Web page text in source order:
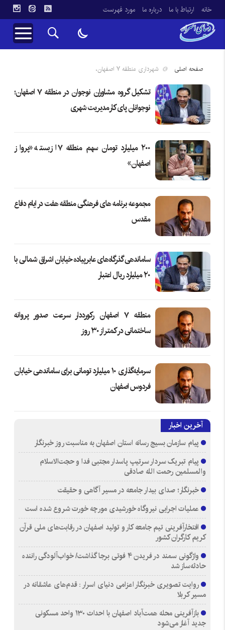
خانه ارتباط با ما درباره ما مورد فهرست
صفحه اصلی شهرداری منطقه ۷ اصفهان،
تشکیل گروه مشاوران نوجوان در منطقه ۷ اصفهان؛
نوجوانان پای کار مدیریت شهری
۲۰۰ میلیارد تومان سهم منطقه ۷ از بسته «پرواز
اصفهان»
مجموعه برنامه های فرهنگی منطقه هفت در ایام دفاع
مقدس
ساماندهی گذرگاه‌های عابرپیاده خیابان اشراق شمالی با
۲۰ میلیارد ریال اعتبار
منطقه ۷ اصفهان رکورددار سرعت صدور پروانه
ساختمانی در کمتر از ۳۰ روز
سرمایه‌گذاری ۱۰ میلیارد تومانی برای ساماندهی خیابان
فردوس اصفهان
آخرین اخبار
پیام سازمان بسیج رسانه استان اصفهان به مناسبت روز خبرنگار
پیام تبریک سردار سرتیپ پاسدار مجتبی فدا و حجت‌الاسلام
والمسلمین رحمت الله صادقی
خبرنگار؛ صدای بیدار جامعه در مسیر آگاهی و حقیقت
عملیات اجرایی نیروگاه خورشیدی مورچه خورت شروع شده است
افتخارآفرینی تیم جامعه کار و تولید اصفهان در رقابت‌های ملی قرآن
کریم کارگران کشور
واژگونی سمند در فریدن ۴ فوتی برجا گذاشت/ خواب‌آلودگی راننده
حادثه‌ساز شد
روایت تصویری خبرنگار اعزامی دنیای اسرار : قدم‌های عاشقانه در
مسیر کربلا
بازآفرینی محله همت‌آباد اصفهان با احداث ۱۳۰ واحد مسکونی
جدید آغاز می‌شود